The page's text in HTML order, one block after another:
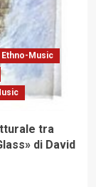
Ethno-Music
tra
di David